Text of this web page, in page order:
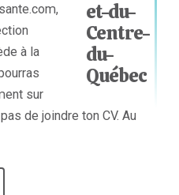
à la
sur
de joindre ton CV. Au